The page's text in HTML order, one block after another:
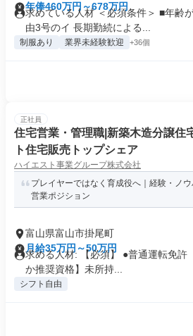
年俸460万円～678万円
求めている人材 ＜必須条件＞ ■年齢
由3号のイ 長期勤続による...
制服あり 業界未経験歓迎 +36個
正社員
住宅営業・管理職|新築木造分譲住
ト住宅販売トップシェア
ハイエスト事業グループ株式会社
プレイヤーではなく育成役へ｜経験・ノ
営業ポジション
富山県富山市掛尾町
月給35万円～50万円
求める人材: 【必須】 ●普通運転免許
か推奨資格】未所持...
シフト自由